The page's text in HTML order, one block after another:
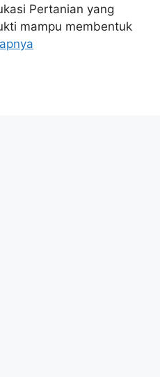
Pertanian yang
mampu membentuk